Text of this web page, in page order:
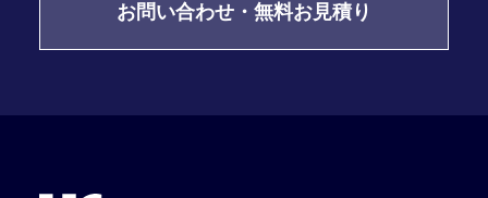
お問い合わせ・無料お見積り